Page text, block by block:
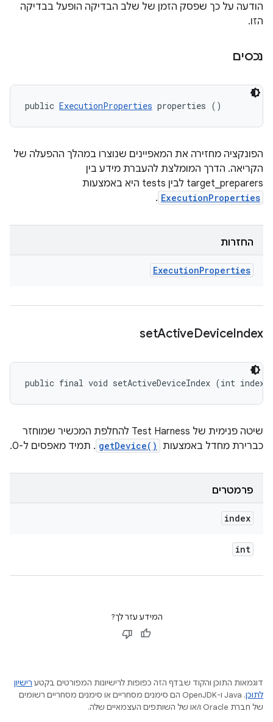
הודעה על כך שפסק הזמן של שלב הבדיקה הופעל בבדיקה
הזו.
נכסים
public ExecutionProperties properties ()
הפונקציה מחזירה את המאפיינים שנוצרו במהלך ההפעלה של
הקריאה. הדרך המומלצת להעברת מידע בין
target_preparers לבין tests היא באמצעות
ExecutionProperties
.
החזרות
ExecutionProperties
setActiveDeviceIndex
public final void setActiveDeviceIndex (int index)
שיטה פנימית של Test Harness להחלפת המכשיר שמוחזר
כברירת מחדל באמצעות getDevice() . תמיד מאפסים ל-0.
פרמטרים
index
int
המידע עזר לך?
דוגמאות התוכן והקוד שבדף הזה כפופות לרישיונות המפורטים בקטע רישיון
לתוכן
.‏ Java ו-OpenJDK הם סימנים מסחריים או סימנים מסחריים רשומים
של חברת Oracle ו/או של השותפים העצמאיים שלה.